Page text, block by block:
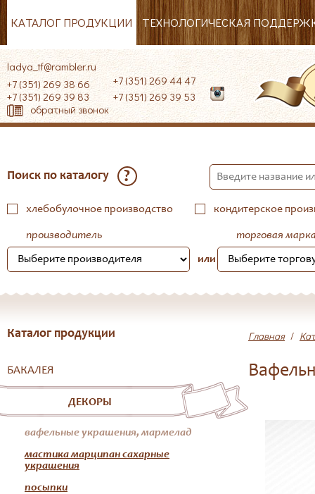
КАТАЛОГ ПРОДУКЦИИ ТЕХНОЛОГИЧЕСКАЯ
ladya_tf@rambler.ru
+7 (351) 269 38 66
+7 (351) 269 39 83
+7 (351) 269 44 47
+7 (351) 269 39 53
обратный звонок
Поиск по каталогу ?
хлебобулочное производство кондитерское
производитель
или
торговая
Каталог продукции
БАКАЛЕЯ
ДЕКОРЫ
вафельные украшения, мармелад
мастика марципан сахарные
украшения
посыпки
Главная /